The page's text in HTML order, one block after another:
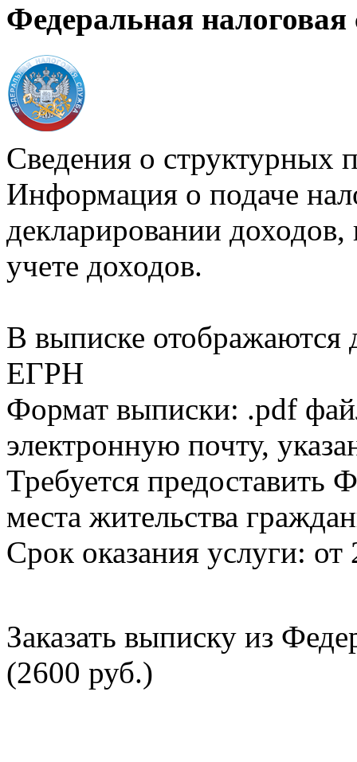
Федеральная налоговая
Сведения о структурных
Информация о подаче
декларировании доходов,
учете доходов.
В выписке
ЕГРН
Формат выписки: .pdf
электронную почту,
Требуется
места жительства
Срок оказания услуги: от
Заказать выписку из
(2600 руб.)